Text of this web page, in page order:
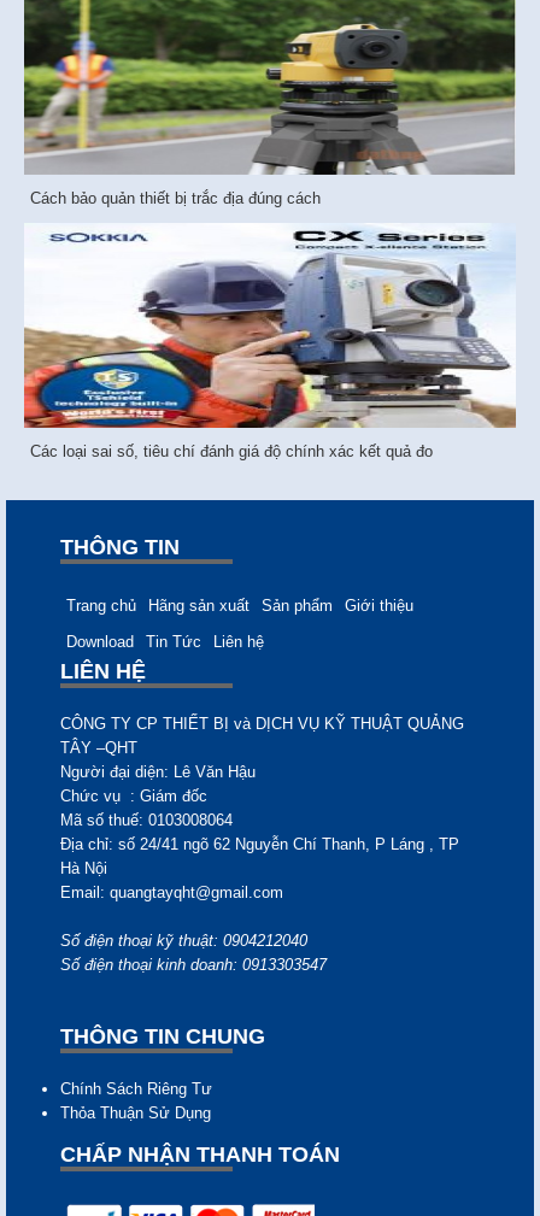
Cách bảo quản thiết bị trắc địa đúng cách
Các loại sai số, tiêu chí đánh giá độ chính xác kết quả đo
THÔNG TIN
Trang chủ Hãng sản xuất Sản phẩm
Giới thiệu
Download
Tin Tức Liên hệ
LIÊN HỆ
CÔNG TY CP THIẾT BỊ và DỊCH VỤ KỸ THUẬT QUẢNG
TÂY –QHT
Người đại diện: Lê Văn Hậu
Chức vụ : Giám đốc
Mã số thuế: 0103008064
Địa chỉ: số 24/41 ngõ 62 Nguyễn Chí Thanh, P Láng , TP
Hà Nội
Email: quangtayqht@gmail.com
Số điện thoại kỹ thuật: 0904212040
Số điện thoại kinh doanh: 0913303547
THÔNG TIN CHUNG
Chính Sách Riêng Tư
Thỏa Thuận Sử Dụng
CHẤP NHẬN THANH TOÁN